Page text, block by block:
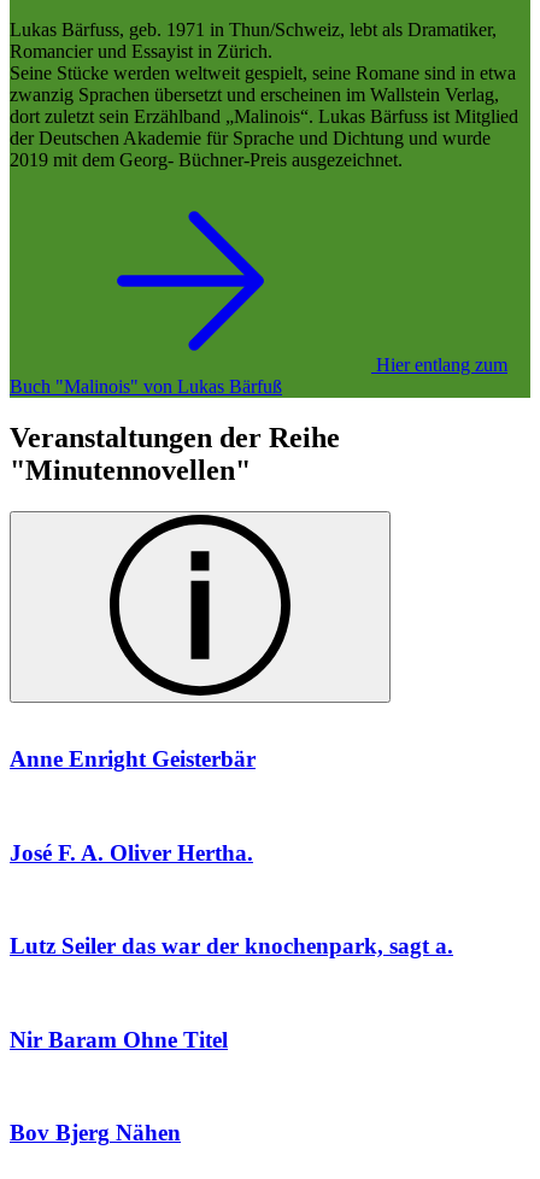
Lukas Bärfuss, geb. 1971 in Thun/Schweiz, lebt als Dramatiker,
Romancier und Essayist in Zürich.
Seine Stücke werden weltweit gespielt, seine Romane sind in etwa
zwanzig Sprachen übersetzt und erscheinen im Wallstein Verlag,
dort zuletzt sein Erzählband „Malinois“. Lukas Bärfuss ist Mitglied
der Deutschen Akademie für Sprache und Dichtung und wurde
2019 mit dem Georg- Büchner-Preis ausgezeichnet.
Hier entlang zum
Buch "Malinois" von Lukas Bärfuß
Veranstaltungen der Reihe
"Minutennovellen"
Anne Enright Geisterbär
José F. A. Oliver Hertha.
Lutz Seiler das war der knochenpark, sagt a.
Nir Baram Ohne Titel
Bov Bjerg Nähen